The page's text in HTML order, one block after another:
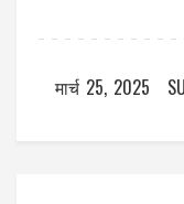
मार्च 25, 2025